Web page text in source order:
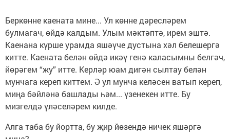
Беркөнне каената мине... Ул көнне дәресләрем
булмагач, өйдә калдым. Улым мәктәптә, ирем эштә.
Каенана күрше урамда яшәүче дустына хәл белешергә
китте. Каената белән өйдә икәү генә каласымны белгәч,
йөрәгем “жу” итте. Керләр юам дигән сылтау белән
мунчага кереп киттем. Ә ул мунча келәсен ватып кереп,
миңа бәйләнә башлады һәм... үзенекен итте. Бу
мизгелдә үләселәрем килде.
Алга таба бу йортта, бу җир йөзендә ничек яшәргә